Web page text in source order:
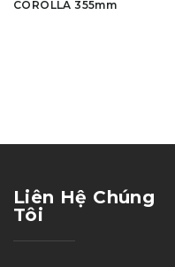
COROLLA 355mm
Liên Hệ Chúng
Tôi